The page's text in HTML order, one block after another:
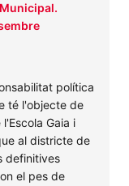
política
té l'objecte de
Gaia i
al districte de
definitives
el pes de